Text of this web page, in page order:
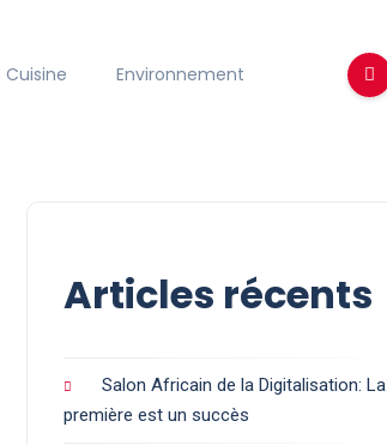
Cuisine Environnement
Articles récents
Salon Africain de la Digitalisation: La
première est un succès